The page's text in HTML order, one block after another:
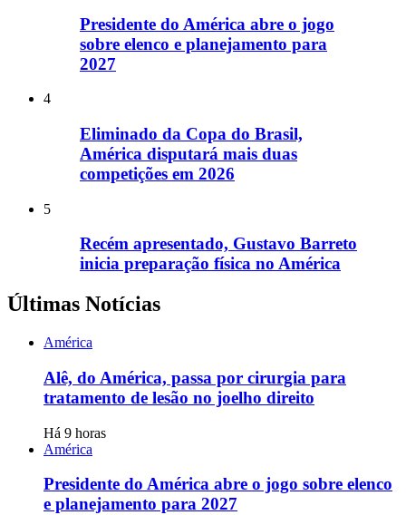
Presidente do América abre o jogo
sobre elenco e planejamento para
2027
4
Eliminado da Copa do Brasil,
América disputará mais duas
competições em 2026
5
Recém apresentado, Gustavo Barreto
inicia preparação física no América
Últimas Notícias
América
Alê, do América, passa por cirurgia para
tratamento de lesão no joelho direito
Há 9 horas
América
Presidente do América abre o jogo sobre elenco
e planejamento para 2027